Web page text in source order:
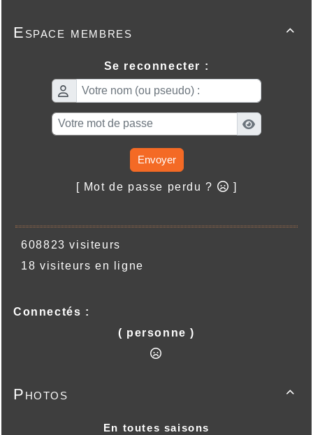

Espace membres
Se reconnecter :
Envoyer
[ Mot de passe perdu ? ]
608823 visiteurs
18 visiteurs en ligne
Connectés :
( personne )

Photos
En toutes saisons